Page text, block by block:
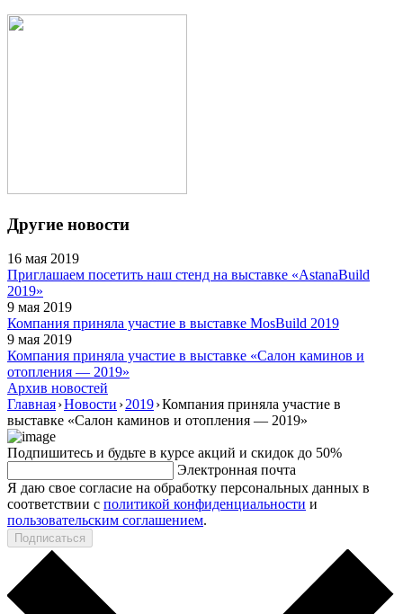
Другие новости
16 мая 2019
Приглашаем посетить наш стенд на выставке «AstanaBuild
2019»
9 мая 2019
Компания приняла участие в выставке MosBuild 2019
9 мая 2019
Компания приняла участие в выставке «Салон каминов и
отопления — 2019»
Архив новостей
Главная›Новости ›2019›Компания приняла участие в
выставке «Салон каминов и отопления — 2019»
Подпишитесь и будьте в курсе акций и скидок до 50%
Электронная почта
Я даю свое согласие на обработку персональных данных в
соответствии с политикой конфиденциальности и
пользовательским соглашением.